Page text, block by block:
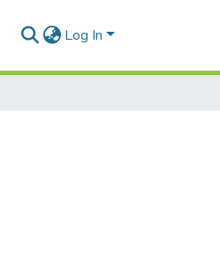
Log In